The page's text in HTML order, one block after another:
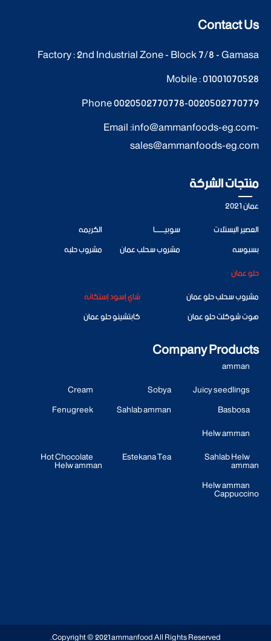
Contact Us
Factory : 2nd Industrial Zone - Block 7/8 - Gamasa
Mobile :01001070528
Phone0020502770778-0020502770779
Email :info@ammanfoods-eg.com-
sales@ammanfoods-eg.com
منتجات الشركة
عمان 2021
العصير البستلات
سوبيــــــــا
الكريمه
بسبوسه
مشروب سحلب عمان
مشروب حلبه
حلو عمان
مشروب سحلب حلو عمان
شاي إسود إستكانه
هوت شوكلت حلو عمان
كابتشينو حلو عمان
Company Products
amman
Juicy seedlings
Sobya
Cream
Basbosa
Sahlab amman
Fenugreek
Helw amman
Sahlab Helw
amman
Estekana Tea
Hot Chocolate
Helw amman
Helw amman
Cappuccino